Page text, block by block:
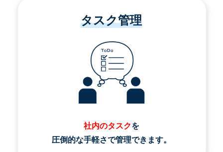
タスク管理
社内のタスクを
圧倒的な手軽さで管理できます。